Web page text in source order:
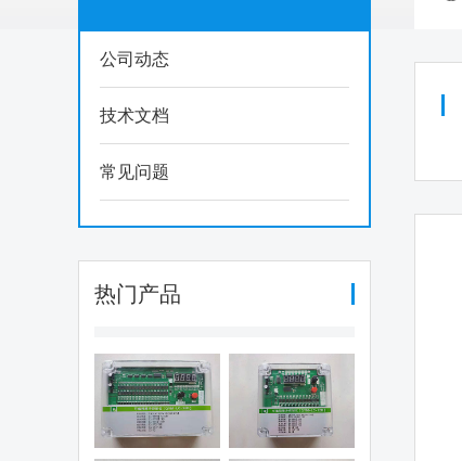
公司动态
技术文档
常见问题
热门产品
可编程脉冲控制
仪（QYM-LC-
12D)